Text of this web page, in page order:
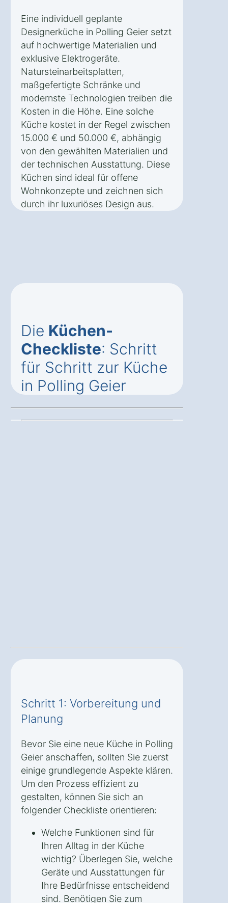
Eine individuell geplante
Designerküche in Polling Geier setzt
auf hochwertige Materialien und
exklusive Elektrogeräte.
Natursteinarbeitsplatten,
maßgefertigte Schränke und
modernste Technologien treiben die
Kosten in die Höhe. Eine solche
Küche kostet in der Regel zwischen
15.000 € und 50.000 €, abhängig
von den gewählten Materialien und
der technischen Ausstattung. Diese
Küchen sind ideal für offene
Wohnkonzepte und zeichnen sich
durch ihr luxuriöses Design aus.
Die Küchen-
Checkliste: Schritt
für Schritt zur Küche
in Polling Geier
Schritt 1: Vorbereitung und
Planung
Bevor Sie eine neue Küche in Polling
Geier anschaffen, sollten Sie zuerst
einige grundlegende Aspekte klären.
Um den Prozess effizient zu
gestalten, können Sie sich an
folgender Checkliste orientieren:
Welche Funktionen sind für
Ihren Alltag in der Küche
wichtig? Überlegen Sie, welche
Geräte und Ausstattungen für
Ihre Bedürfnisse entscheidend
sind. Benötigen Sie zum